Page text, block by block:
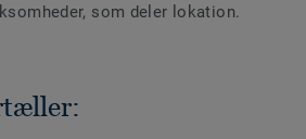
som deler lokation.